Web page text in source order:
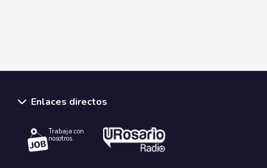
Enlaces directos
Trabaja con
nosotros.